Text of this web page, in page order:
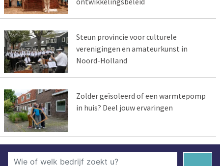
Steun provincie voor culturele
verenigingen en amateurkunst in
Noord-Holland
Zolder geïsoleerd of een warmtepomp
in huis? Deel jouw ervaringen